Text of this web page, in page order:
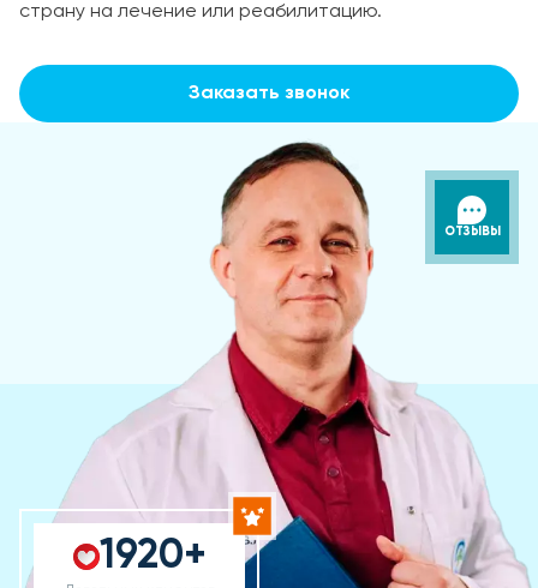
страну на лечение или реабилитацию.
Заказать звонок
1920+
ОТЗЫВЫ